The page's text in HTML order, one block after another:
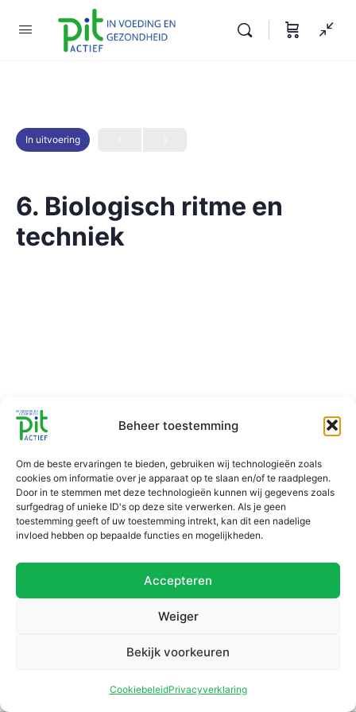
Beheer toestemming
Om de beste ervaringen te bieden, gebruiken wij technologieën zoals
cookies om informatie over je apparaat op te slaan en/of te raadplegen.
Door in te stemmen met deze technologieën kunnen wij gegevens zoals
surfgedrag of unieke ID's op deze site verwerken. Als je geen
toestemming geeft of uw toestemming intrekt, kan dit een nadelige
invloed hebben op bepaalde functies en mogelijkheden.
Accepteren
Weiger
Bekijk voorkeuren
CookiebeleidPrivacyverklaring
In uitvoering
6. Biologisch ritme en
techniek